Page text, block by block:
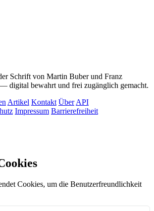
Schrift von Martin Buber und Franz
digital bewahrt und frei zugänglich gemacht.
Artikel Kontakt Über API
Impressum Barrierefreiheit
Cookies, um die Benutzerfreundlichkeit